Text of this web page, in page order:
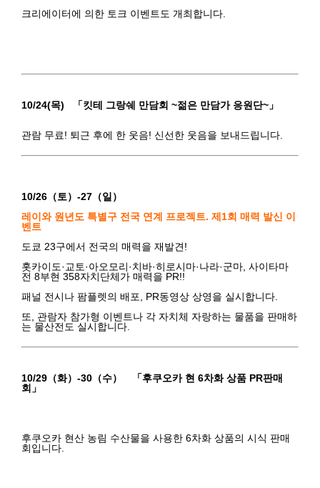
크리에이터에 의한 토크 이벤트도 개최합니다.
10/24(목) 「킷테 그랑쉐 만담회 ~젊은 만담가 응원단~」
관람 무료! 퇴근 후에 한 웃음! 신선한 웃음을 보내드립니다.
10/26（토）-27（일）
레이와 원년도 특별구 전국 연계 프로젝트. 제1회 매력 발신 이
벤트
도쿄 23구에서 전국의 매력을 재발견!
홋카이도·교토·아오모리·치바·히로시마·나라·군마, 사이타마
전 8부현 358자치단체가 매력을 PR!!
패널 전시나 팜플렛의 배포, PR동영상 상영을 실시합니다.
또, 관람자 참가형 이벤트나 각 자치체 자랑하는 물품을 판매하
는 물산전도 실시합니다.
10/29（화）-30（수） 「후쿠오카 현 6차화 상품 PR판매
회 」
후쿠오카 현산 농림 수산물을 사용한 6차화 상품의 시식 판매
회입니다.